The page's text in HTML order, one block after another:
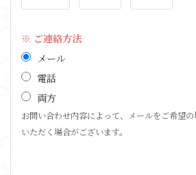
※ ご連絡方法
メール
電話
両方
お問い合わせ内容によって、メールをご希望
いただく場合がございます。